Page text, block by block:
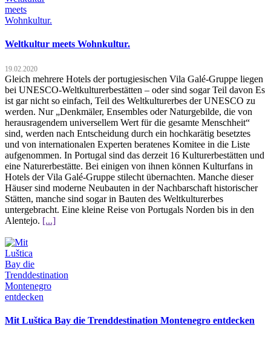
Weltkultur meets Wohnkultur.
19.02.2020
Gleich mehrere Hotels der portugiesischen Vila Galé-Gruppe liegen
bei UNESCO-Weltkulturerbestätten – oder sind sogar Teil davon Es
ist gar nicht so einfach, Teil des Weltkulturerbes der UNESCO zu
werden. Nur „Denkmäler, Ensembles oder Naturgebilde, die von
herausragendem universellem Wert für die gesamte Menschheit“
sind, werden nach Entscheidung durch ein hochkarätig besetztes
und von internationalen Experten beratenes Komitee in die Liste
aufgenommen. In Portugal sind das derzeit 16 Kulturerbestätten und
eine Naturerbestätte. Bei einigen von ihnen können Kulturfans in
Hotels der Vila Galé-Gruppe stilecht übernachten. Manche dieser
Häuser sind moderne Neubauten in der Nachbarschaft historischer
Stätten, manche sind sogar in Bauten des Weltkulturerbes
untergebracht. Eine kleine Reise von Portugals Norden bis in den
Alentejo. [...]
Mit Luštica Bay die Trenddestination Montenegro entdecken